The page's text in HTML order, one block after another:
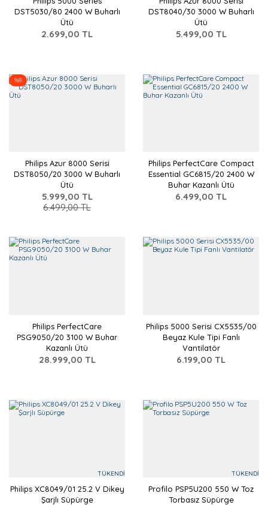
DST5030/80 2400 W Buharlı
Ütü
2.699,00 TL
DST8040/30 3000 W Buharlı
Ütü
5.499,00 TL
%8
Philips Azur 8000 Serisi
DST8050/20 3000 W Buharlı
Ütü
5.999,00 TL
6.499,00 TL
Philips PerfectCare Compact
Essential GC6815/20 2400 W
Buhar Kazanlı Ütü
6.499,00 TL
Philips PerfectCare
PSG9050/20 3100 W Buhar
Kazanlı Ütü
28.999,00 TL
Philips 5000 Serisi CX5535/00
Beyaz Kule Tipi Fanlı
Vantilatör
6.199,00 TL
TÜKENDİ
Philips XC8049/01 25.2 V Dikey
Şarjlı Süpürge
TÜKENDİ
Profilo PSP5U200 550 W Toz
Torbasız Süpürge